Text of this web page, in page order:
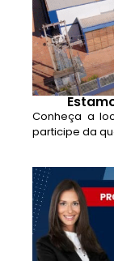
Conheça a
participe da